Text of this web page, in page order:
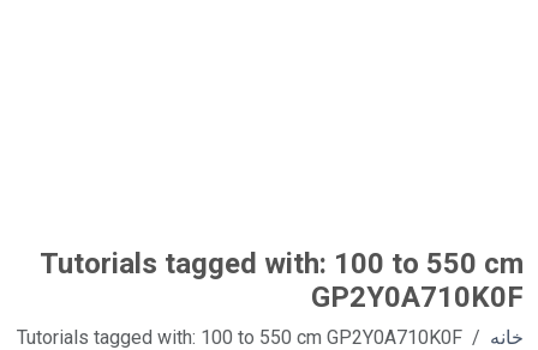
Tutorials tagged with: 100 to 550 cm
GP2Y0A710K0F
خانه Tutorials tagged with: 100 to 550 cm GP2Y0A710K0F